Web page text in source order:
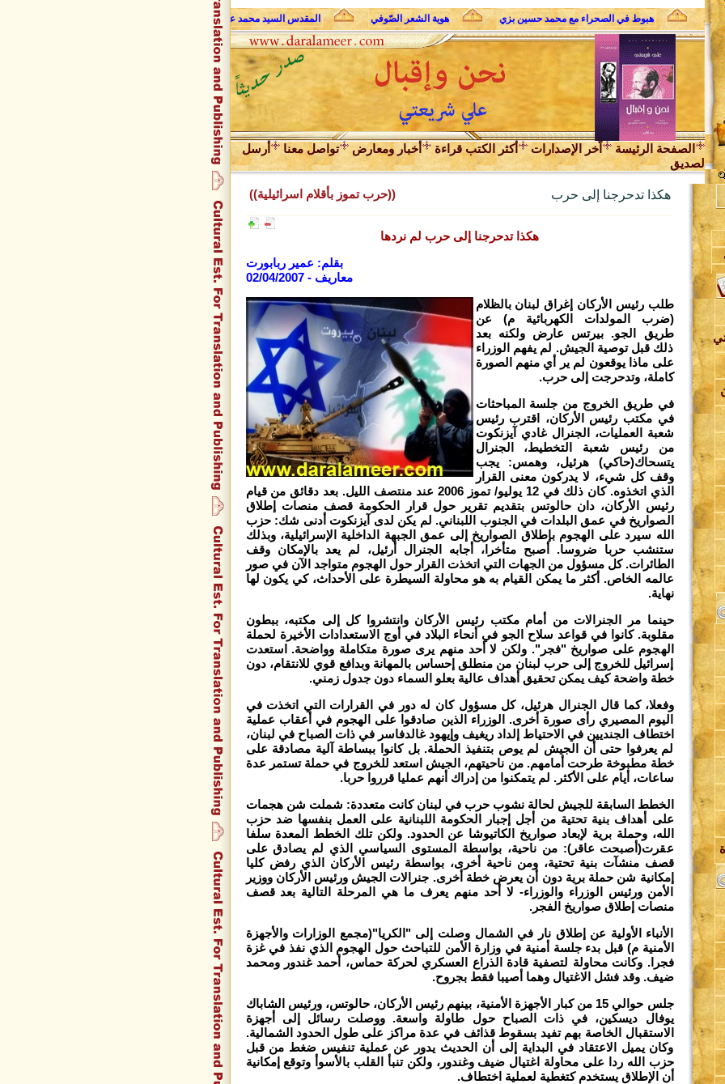
هبوط في الصحراء مع محمد حسين بزي هوية الشعر الصّوفي المقدس السيد محمد علي فضل الله وحديث الروح
الصفحة الرئيسة اّخر الإصدارات أكثر الكتب قراءة أخبار ومعارض تواصل معنا
أرسل
لصديق
هكذا تدحرجنا إلى حرب ((حرب تموز بأقلام اسرائيلية))
هكذا تدحرجنا إلى حرب لم نردها
بقلم: عمير ربابورت
معاريف - 02/04/2007
طلب رئيس الأركان إغراق لبنان بالظلام
(ضرب المولدات الكهربائية م) عن
طريق الجو. بيرتس عارض ولكنه بعد
ذلك قبل توصية الجيش. لم يفهم الوزراء
على ماذا يوقعون لم ير أي منهم الصورة
كاملة، وتدحرجت إلى حرب.
في طريق الخروج من جلسة المباحثات
في مكتب رئيس الأركان، اقترب رئيس
شعبة العمليات، الجنرال غادي آيزنكوت
من رئيس شعبة التخطيط، الجنرال
يتسحاك(حاكي) هرئيل، وهمس: يجب
وقف كل شيء، لا يدركون معنى القرار
الذي اتخذوه. كان ذلك في 12 يوليو/ تموز 2006 عند منتصف الليل. بعد دقائق من قيام
رئيس الأركان، دان حالوتس بتقديم تقرير حول قرار الحكومة قصف منصات إطلاق
الصواريخ في عمق البلدات في الجنوب اللبناني. لم يكن لدى آيزنكوت أدنى شك: حزب
الله سيرد على الهجوم بإطلاق الصواريخ إلى عمق الجبهة الداخلية الإسرائيلية، وبذلك
ستنشب حربا ضروسا. أصبح متأخرا، أجابه الجنرال أرئيل، لم يعد بالإمكان وقف
الطائرات. كل مسؤول من الجهات التي اتخذت القرار حول الهجوم متواجد الآن في صور
عالمه الخاص. أكثر ما يمكن القيام به هو محاولة السيطرة على الأحداث، كي يكون لها
نهاية.
حينما مر الجنرالات من أمام مكتب رئيس الأركان وانتشروا كل إلى مكتبه، ببطون
مقلوبة. كانوا في قواعد سلاح الجو في أنحاء البلاد في أوج الاستعدادات الأخيرة لحملة
الهجوم على صواريخ "فجر". ولكن لا أحد منهم يرى صورة متكاملة وواضحة. استعدت
إسرائيل للخروج إلى حرب لبنان من منطلق إحساس بالمهانة وبدافع قوي للانتقام، دون
خطة واضحة كيف يمكن تحقيق أهداف عالية بعلو السماء دون جدول زمني.
وفعلا، كما قال الجنرال هرئيل، كل مسؤول كان له دور في القرارات التي اتخذت في
اليوم المصيري رأى صورة أخرى. الوزراء الذين صادقوا على الهجوم في أعقاب عملية
اختطاف الجنديين في الاحتياط إلداد ريغيف وإيهود غالدفاسر في ذات الصباح في لبنان،
لم يعرفوا حتى أن الجيش لم يوص بتنفيذ الحملة. بل كانوا ببساطة آلية مصادقة على
خطة مطبوخة طرحت أمامهم. من ناحيتهم، الجيش استعد للخروج في حملة تستمر عدة
ساعات، أيام على الأكثر. لم يتمكنوا من إدراك أنهم عمليا قرروا حربا.
الخطط السابقة للجيش لحالة نشوب حرب في لبنان كانت متعددة: شملت شن هجمات
على أهداف بنية تحتية من أجل إجبار الحكومة اللبنانية على العمل بنفسها ضد حزب
الله، وحملة برية لإبعاد صواريخ الكاتيوشا عن الحدود. ولكن تلك الخطط المعدة سلفا
عقرت(أصبحت عاقر): من ناحية، بواسطة المستوى السياسي الذي لم يصادق على
قصف منشآت بنية تحتية، ومن ناحية أخرى، بواسطة رئيس الأركان الذي رفض كليا
إمكانية شن حملة برية دون أن يعرض خطة أخرى. جنرالات الجيش ورئيس الأركان ووزير
الأمن ورئيس الوزراء والوزراء- لا أحد منهم يعرف ما هي المرحلة التالية بعد قصف
منصات إطلاق صواريخ الفجر.
الأنباء الأولية عن إطلاق نار في الشمال وصلت إلى "الكريا"(مجمع الوزارات والأجهزة
الأمنية م) قبل بدء جلسة أمنية في وزارة الأمن للتباحث حول الهجوم الذي نفذ في غزة
فجرا. وكانت محاولة لتصفية قادة الذراع العسكري لحركة حماس، أحمد غندور ومحمد
ضيف. وقد فشل الاغتيال وهما أصيبا فقط بجروح.
جلس حوالي 15 من كبار الأجهزة الأمنية، بينهم رئيس الأركان، حالوتس، ورئيس الشاباك
يوفال ديسكين، في ذات الصباح حول طاولة واسعة. ووصلت رسائل إلى أجهزة
الاستقبال الخاصة بهم تفيد بسقوط قذائف في عدة مراكز على طول الحدود الشمالية.
وكان يميل الاعتقاد في البداية إلى أن الحديث يدور عن عملية تنفيس ضغط من قبل
حزب الله ردا على محاولة اغتيال ضيف وغندور، ولكن تنبأ القلب بالأسوأ وتوقع إمكانية
أن الإطلاق يستخدم كتغطية لعملية اختطاف.